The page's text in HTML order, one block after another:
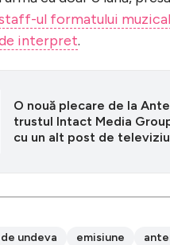
ul formatului
interpret.
O nouă plecare de la
trustul Intact Media
cu un alt post de
undeva emisiune